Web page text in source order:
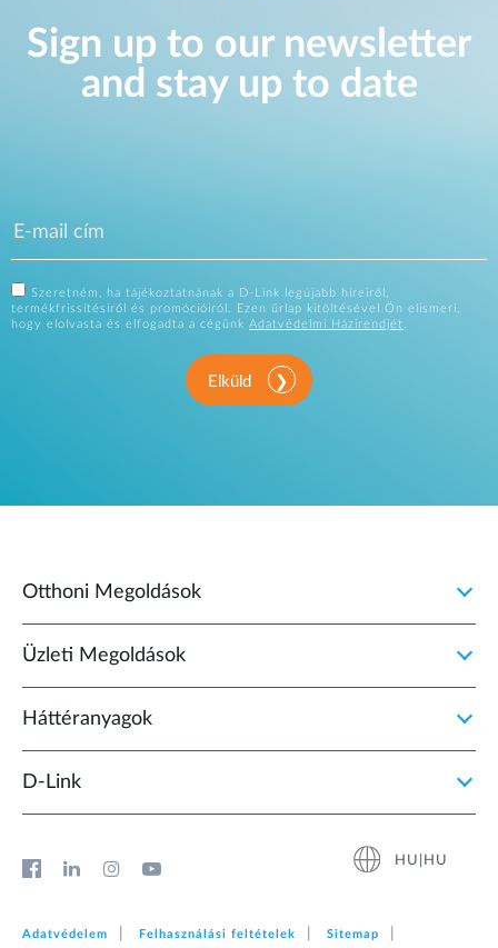
Sign up to our newsletter
and stay up to date
Szeretném, ha tájékoztatnának a D-Link legújabb híreiről,
termékfrissítésiről és promócióiról. Ezen űrlap kitöltésével Ön elismeri,
hogy elolvasta és elfogadta a cégünk Adatvédelmi Házirendjét.
Elküld
Otthoni Megoldások
Üzleti Megoldások
Háttéranyagok
D‑Link
HU|HU
Adatvédelem Felhasználási feltételek Sitemap